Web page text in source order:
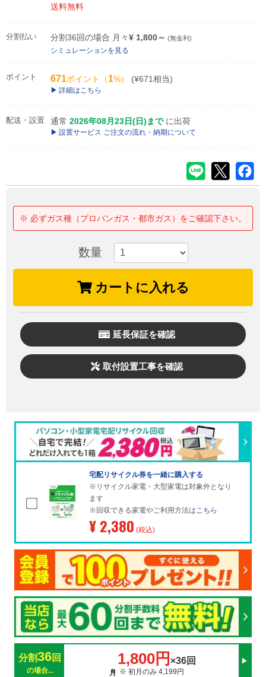
送料無料
分割払い 分割36回の場合 月々¥ 1,800～ (無金利)
シミュレーションを見る
ポイント 671ポイント（1%） (¥671相当)
詳細はこちら
配送・設置 通常 2026年08月23日(日)まで に出荷
設置サービス ご注文の流れ・納期について
※ 必ずガス種（プロパンガス・都市ガス）をご確認下さい。
数量
カートに入れる
延長保証を確認
取付設置工事を確認
宅配リサイクル券を一緒に購入する
※リサイクル家電・大型家電は対象外となり
ます
※回収できる家電やご利用方法はこちら
¥ 2,380 (税込)
分割36回
の場合...
1,800円 ×36回
※ 初月のみ 4,199円